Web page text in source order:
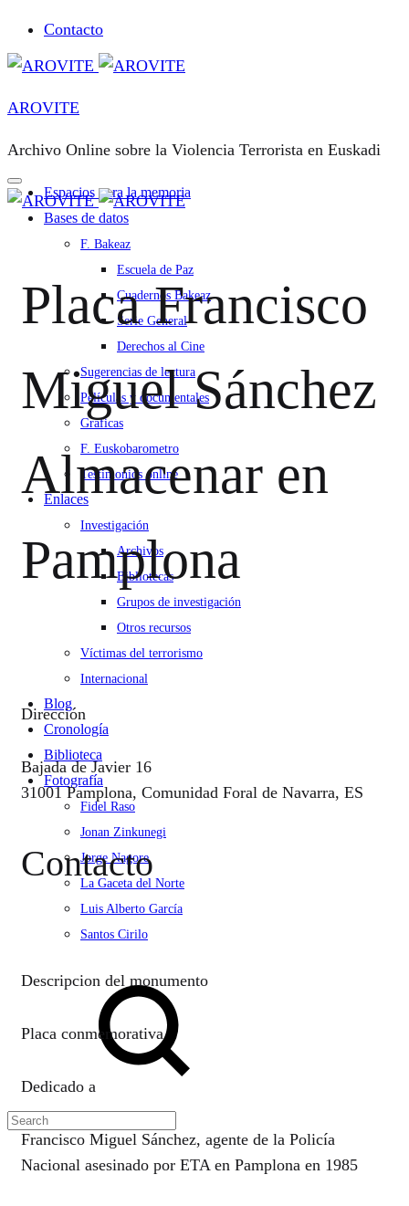
Contacto
AROVITE
Archivo Online sobre la Violencia Terrorista en Euskadi
Espacios para la memoria
Bases de datos
F. Bakeaz
Escuela de Paz
Cuadernos Bakeaz
Serie General
Derechos al Cine
Sugerencias de lectura
Películas y documentales
Gráficas
F. Euskobarometro
Testimonios online
Enlaces
Investigación
Archivos
Bibliotecas
Grupos de investigación
Otros recursos
Víctimas del terrorismo
Internacional
Blog
Cronología
Biblioteca
Fotografía
Fidel Raso
Jonan Zinkunegi
Jorge Nagore
La Gaceta del Norte
Luis Alberto García
Santos Cirilo
Search
Placa Francisco
Miguel Sánchez
Almacenar en
Pamplona
Dirección
Bajada de Javier 16
31001 Pamplona, Comunidad Foral de Navarra, ES
Contacto
Descripcion del monumento
Placa conmemorativa
Dedicado a
Francisco Miguel Sánchez, agente de la Policía
Nacional asesinado por ETA en Pamplona en 1985